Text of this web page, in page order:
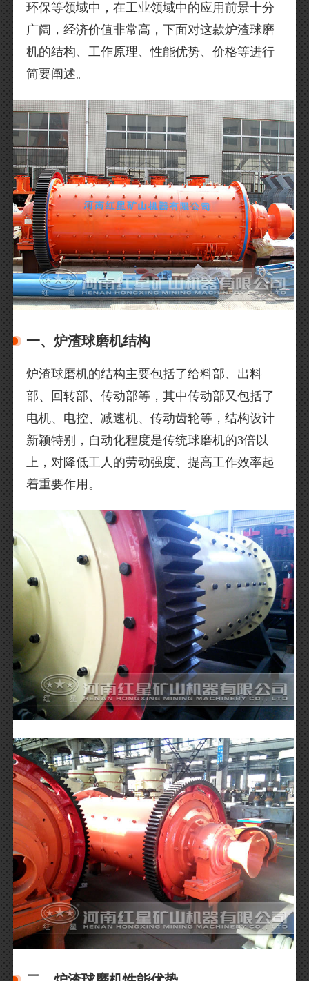
环保等领域中，在工业领域中的应用前景十分
广阔，经济价值非常高，下面对这款炉渣球磨
机的结构、工作原理、性能优势、价格等进行
简要阐述。
一、炉渣球磨机结构
炉渣球磨机的结构主要包括了给料部、出料
部、回转部、传动部等，其中传动部又包括了
电机、电控、减速机、传动齿轮等，结构设计
新颖特别，自动化程度是传统球磨机的3倍以
上，对降低工人的劳动强度、提高工作效率起
着重要作用。